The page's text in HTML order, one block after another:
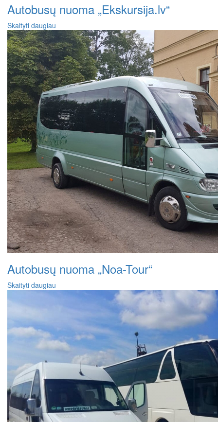
Autobusų nuoma „Ekskursija.lv“
Skaityti daugiau
Autobusų nuoma „Noa-Tour“
Skaityti daugiau